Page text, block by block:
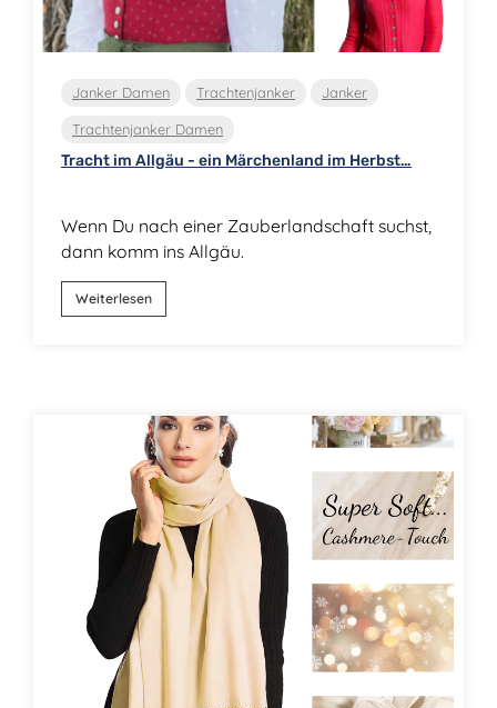
Janker Damen Trachtenjanker Janker
Trachtenjanker Damen
Tracht im Allgäu - ein Märchenland im Herbst…
Wenn Du nach einer Zauberlandschaft suchst,
dann komm ins Allgäu.
Weiterlesen